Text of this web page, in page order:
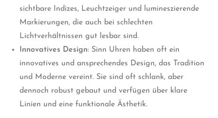
sichtbare Indizes, Leuchtzeiger und lumineszierende
Markierungen, die auch bei schlechten
Lichtverhältnissen gut lesbar sind.
Innovatives Design: Sinn Uhren haben oft ein
innovatives und ansprechendes Design, das Tradition
und Moderne vereint. Sie sind oft schlank, aber
dennoch robust gebaut und verfügen über klare
Linien und eine funktionale Ästhetik.